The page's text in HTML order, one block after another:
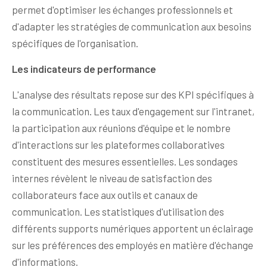
permet d'optimiser les échanges professionnels et
d'adapter les stratégies de communication aux besoins
spécifiques de l'organisation.
Les indicateurs de performance
L'analyse des résultats repose sur des KPI spécifiques à
la communication. Les taux d'engagement sur l'intranet,
la participation aux réunions d'équipe et le nombre
d'interactions sur les plateformes collaboratives
constituent des mesures essentielles. Les sondages
internes révèlent le niveau de satisfaction des
collaborateurs face aux outils et canaux de
communication. Les statistiques d'utilisation des
différents supports numériques apportent un éclairage
sur les préférences des employés en matière d'échange
d'informations.